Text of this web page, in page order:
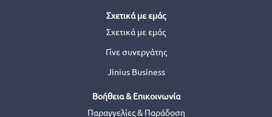
Σχετικά με εμάς
Σχετικά με εμάς
Γίνε συνεργάτης
Jinius Business
Βοήθεια & Επικοινωνία